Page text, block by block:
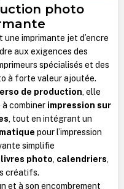
photo
une imprimante jet d’encre
aux exigences des
spécialisés et des
à forte valeur ajoutée.
de production, elle
combiner impression sur
, tout en intégrant un
pour l’impression
simplifie
livres photo, calendriers,
créatifs.
et à son encombrement